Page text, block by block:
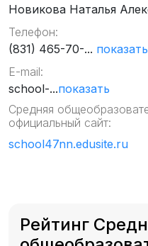
Новикова Наталья
Телефон:
(831) 465-70-... показать
E-mail:
school-...показать
Средняя
официальный сайт:
school47nn.edusite.ru
Рейтинг